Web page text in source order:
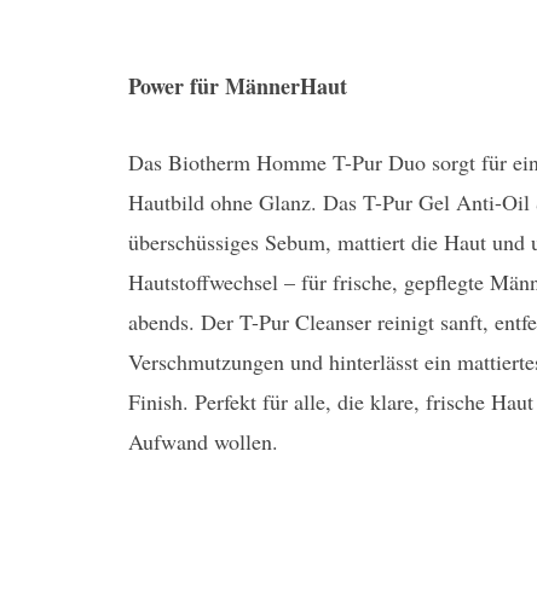
Power für MännerHaut
Das Biotherm Homme T-Pur Duo sorgt für
Hautbild ohne Glanz. Das T-Pur Gel Anti-
überschüssiges Sebum, mattiert die Haut und
Hautstoffwechsel – für frische, gepflegte
abends. Der T-Pur Cleanser reinigt sanft,
Verschmutzungen und hinterlässt ein
Finish. Perfekt für alle, die klare, frische
Aufwand wollen.